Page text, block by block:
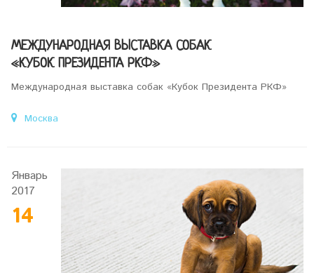
МЕЖДУНАРОДНАЯ ВЫСТАВКА СОБАК
«КУБОК ПРЕЗИДЕНТА РКФ»
Международная выставка собак «Кубок Президента РКФ»
Москва
Январь
2017
14